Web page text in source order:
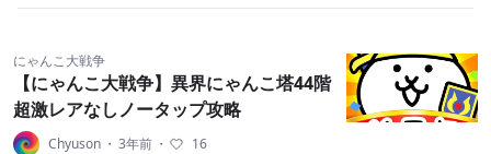
にゃんこ大戦争
【にゃんこ大戦争】異界にゃんこ塔44階
超激レアなしノータップ攻略
Chyuson ・ 3年前 ・ 16